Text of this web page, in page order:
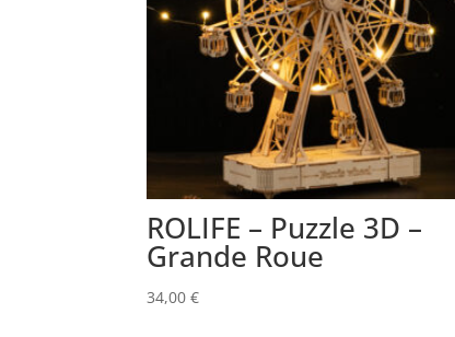
ROLIFE – Puzzle 3D –
Grande Roue
34,00€